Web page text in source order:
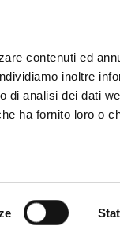
contenuti ed
inoltre
di analisi dei dati
ha fornito loro o